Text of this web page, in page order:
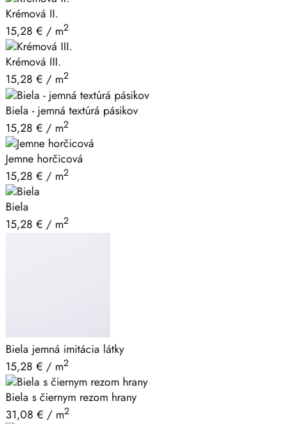
Krémová II.
15,28 € / m2
Krémová III.
15,28 € / m2
Biela - jemná textúrá pásikov
15,28 € / m2
Jemne horčicová
15,28 € / m2
Biela
15,28 € / m2
Biela jemná imitácia látky
15,28 € / m2
Biela s čiernym rezom hrany
31,08 € / m2